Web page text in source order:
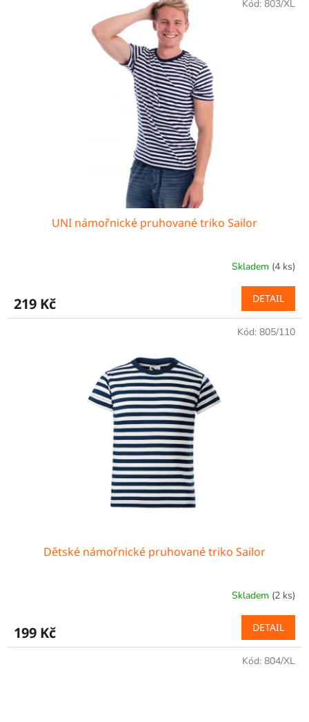
UNI námořnické pruhované triko Sailor
Skladem (4 ks)
219 Kč DETAIL
Kód: 803/XL
Dětské námořnické pruhované triko Sailor
Skladem (2 ks)
199 Kč DETAIL
Kód: 805/110
Kód: 804/XL